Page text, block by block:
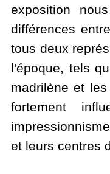
exposition
différences
tous deux
l'époque, tels
madrilène et
fortement
et leurs centres